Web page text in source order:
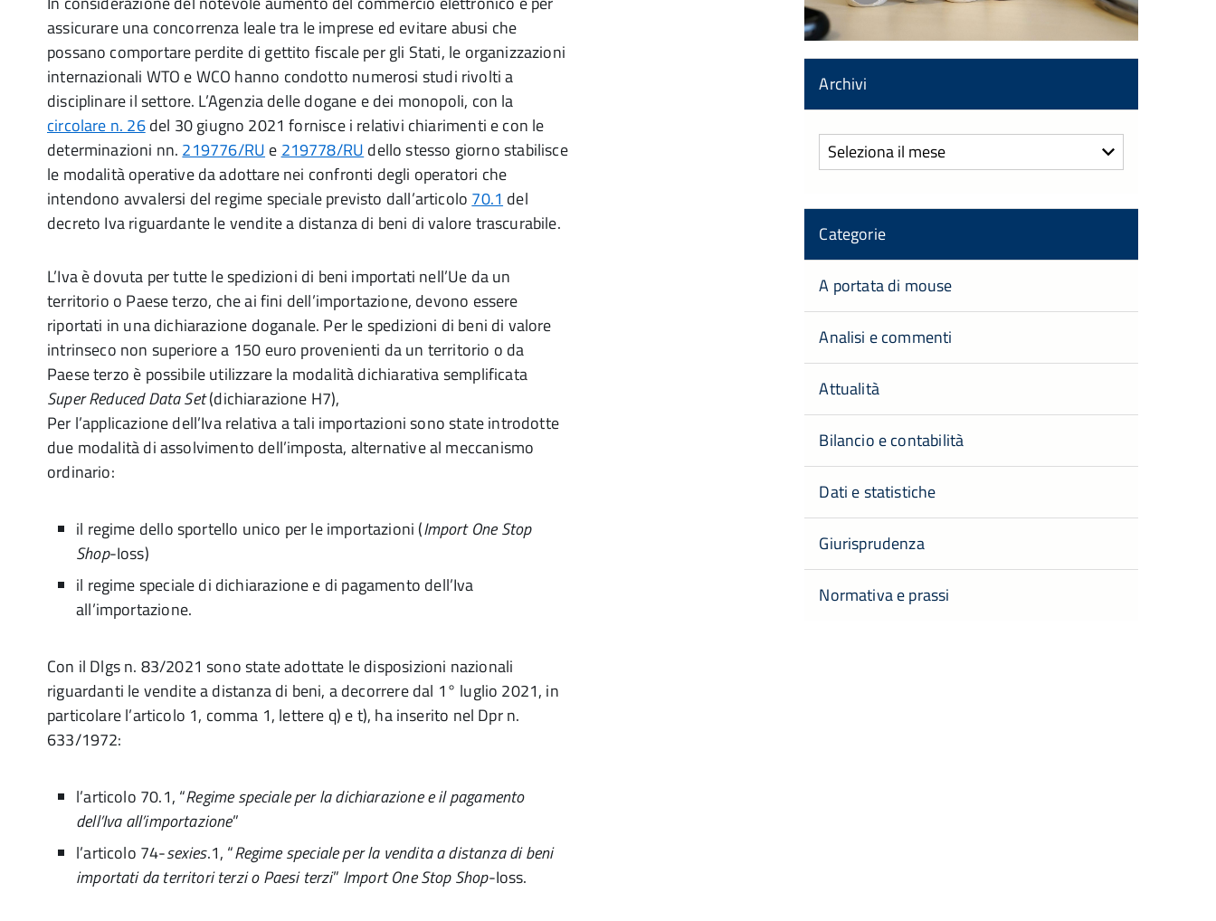
assicurare una concorrenza leale tra le imprese ed evitare abusi che
possano comportare perdite di gettito fiscale per gli Stati, le organizzazioni
internazionali WTO e WCO hanno condotto numerosi studi rivolti a
disciplinare il settore. L’Agenzia delle dogane e dei monopoli, con la
circolare n. 26del 30 giugno 2021 fornisce i relativi chiarimenti e con le
determinazioni nn. 219776/RU e 219778/RU dello stesso giorno stabilisce
le modalità operative da adottare nei confronti degli operatori che
intendono avvalersi del regime speciale previsto dall’articolo 70.1 del
decreto Iva riguardante le vendite a distanza di beni di valore trascurabile.
L’Iva è dovuta per tutte le spedizioni di beni importati nell’Ue da un
territorio o Paese terzo, che ai fini dell’importazione, devono essere
riportati in una dichiarazione doganale. Per le spedizioni di beni di valore
intrinseco non superiore a 150 euro provenienti da un territorio o da
Paese terzo è possibile utilizzare la modalità dichiarativa semplificata
Super Reduced Data Set(dichiarazione H7),
Per l’applicazione dell’Iva relativa a tali importazioni sono state introdotte
due modalità di assolvimento dell’imposta, alternative al meccanismo
ordinario:
il regime dello sportello unico per le importazioni (Import One Stop
Shop-Ioss)
il regime speciale di dichiarazione e di pagamento dell’Iva
all’importazione.
Con il Dlgs n. 83/2021 sono state adottate le disposizioni nazionali
riguardanti le vendite a distanza di beni, a decorrere dal 1° luglio 2021, in
particolare l’articolo 1, comma 1, lettere q) e t), ha inserito nel Dpr n.
633/1972:
l’articolo 70.1, “Regime speciale per la dichiarazione e il pagamento
dell’Iva all’importazione”
l’articolo 74-sexies.1, “Regime speciale per la vendita a distanza di beni
importati da territori terzi o Paesi terzi” Import One Stop Shop-Ioss.
Archivi
Archivi
Categorie
A portata di mouse
Analisi e commenti
Attualità
Bilancio e contabilità
Dati e statistiche
Giurisprudenza
Normativa e prassi